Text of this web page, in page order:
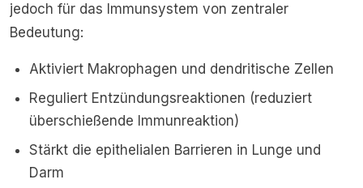
jedoch für das Immunsystem von zentraler
Bedeutung:
Aktiviert Makrophagen und dendritische Zellen
Reguliert Entzündungsreaktionen (reduziert
überschießende Immunreaktion)
Stärkt die epithelialen Barrieren in Lunge und
Darm